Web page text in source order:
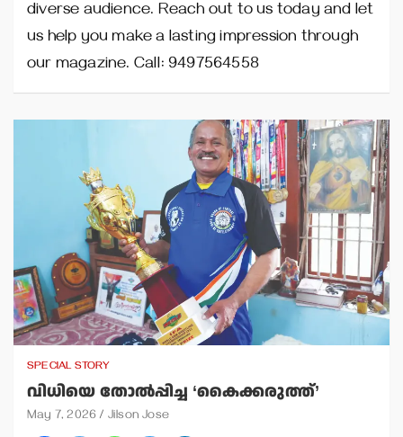
diverse audience. Reach out to us today and let
us help you make a lasting impression through
our magazine. Call: 9497564558
SPECIAL STORY
വിധിയെ തോല്‍പ്പിച്ച ‘കൈക്കരുത്ത്’
May 7, 2026 Jilson Jose